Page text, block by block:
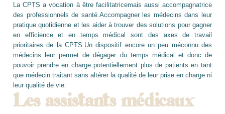
La CPTS a vocation à être facilitatricemais aussi accompagnatrice
des professionnels de santé.Accompagner les médecins dans leur
pratique quotidienne et les aider à trouver des solutions pour gagner
en efficience et en temps médical sont des axes de travail
prioritaires de la CPTS.Un dispositif encore un peu méconnu des
médecins leur permet de dégager du temps médical et donc de
pouvoir prendre en charge potentiellement plus de patients en tant
que médecin traitant sans altérer la qualité de leur prise en charge ni
leur qualité de vie:
Les assistants médicaux